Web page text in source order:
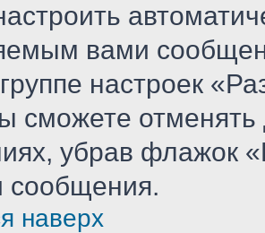
вами
настроек
сможете
убрав флажок
сообщения.
наверх